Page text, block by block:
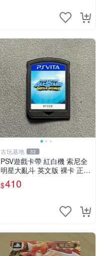
古玩基地 33
PSV遊戲卡帶 紅白機 索尼全
明星大亂斗 英文版 裸卡 正常
運行 限索尼PSV機器 全明星
大亂斗 PSV 卡帶 智能機器限
$410